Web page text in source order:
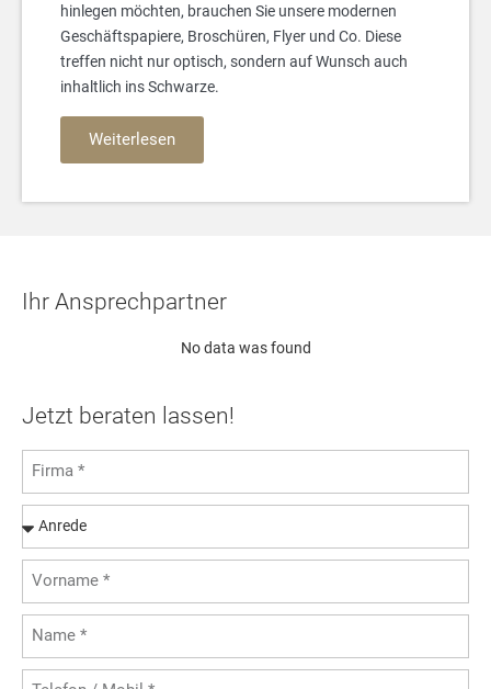
hinlegen möchten, brauchen Sie unsere modernen
Geschäftspapiere, Broschüren, Flyer und Co. Diese
treffen nicht nur optisch, sondern auf Wunsch auch
inhaltlich ins Schwarze.
Weiterlesen
Ihr Ansprechpartner
No data was found
Jetzt beraten lassen!